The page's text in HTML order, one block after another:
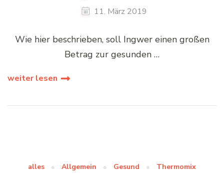
11. März 2019
Wie hier beschrieben, soll Ingwer einen großen
Betrag zur gesunden …
weiter lesen
alles Allgemein Gesund Thermomix